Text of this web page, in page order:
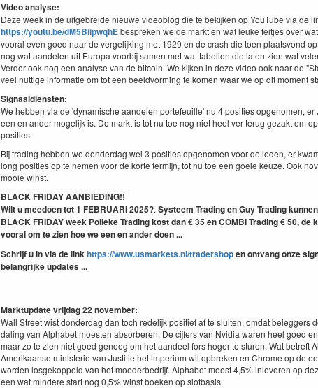
Video analyse:
Deze week in de uitgebreide nieuwe videoblog die te bekijken op YouTube via de
https://youtu.be/dM5BiipwqhEbespreken we de markt en wat leuke feitjes over
vooral even goed naar de vergelijking met 1929 en de crash die toen plaatsvond
nog wat aandelen uit Europa voorbij samen met wat tabellen die laten zien wat
Verder ook nog een analyse van de bitcoin. We kijken in deze video ook naar de
veel nuttige informatie om tot een beeldvorming te komen waar we op dit moment
Signaaldiensten:
We hebben via de 'dynamische aandelen portefeuille' nu 4 posities opgenomen,
een en ander mogelijk is. De markt is tot nu toe nog niet heel ver terug gezakt om
posities.
Bij trading hebben we donderdag wel 3 posities opgenomen voor de leden, er
long posities op te nemen voor de korte termijn, tot nu toe een goeie keuze. Ook
mooie winst.
BLACK FRIDAY AANBIEDING!!
Wilt u meedoen tot 1 FEBRUARI 2025?. Systeem Trading en Guy Trading
BLACK FRIDAY week Polleke Trading kost dan € 35 en COMBI Trading € 50,
vooral om te zien hoe we een en ander doen ...
Schrijf u in via de linkhttps://www.usmarkets.nl/tradershopen ontvang onze
belangrijke updates ...
Marktupdate vrijdag 22 november:
Wall Street wist donderdag dan toch redelijk positief af te sluiten, omdat beleggers
daling van Alphabet moesten absorberen. De cijfers van Nvidia waren heel goed
maar zo te zien niet goed genoeg om het aandeel fors hoger te sturen. Wat betreft
Amerikaanse ministerie van Justitie het imperium wil opbreken en Chrome op de
worden losgekoppeld van het moederbedrijf. Alphabet moest 4,5% inleveren op
een wat mindere start nog 0,5% winst boeken op slotbasis.